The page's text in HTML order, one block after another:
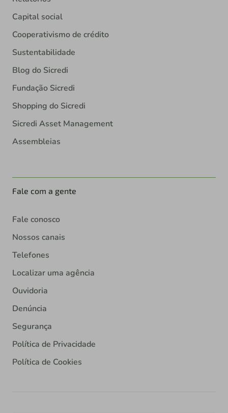
Capital social
Cooperativismo de crédito
Sustentabilidade
Blog do Sicredi
Fundação Sicredi
Shopping do Sicredi
Sicredi Asset Management
Assembleias
Fale com a gente
Fale conosco
Nossos canais
Telefones
Localizar uma agência
Ouvidoria
Denúncia
Segurança
Política de Privacidade
Política de Cookies